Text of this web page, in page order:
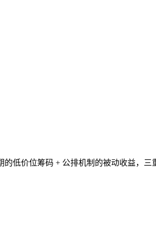
低价位筹码 + 公排机制的被动收益，